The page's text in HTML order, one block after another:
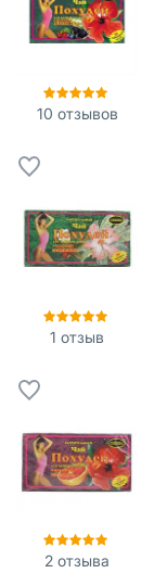
10 отзывов
1 отзыв
2 отзыва